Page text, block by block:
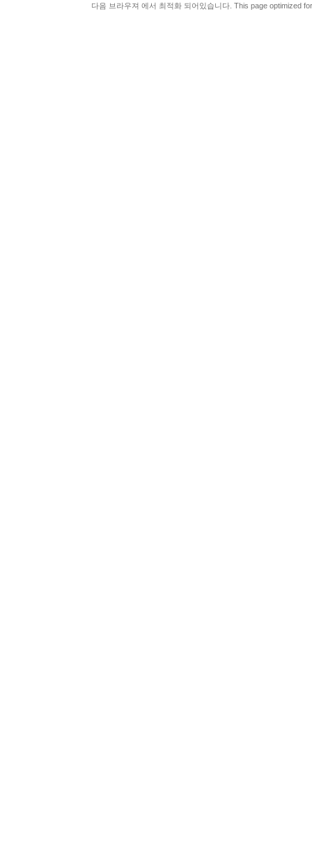
다음 브라우져 에서 최적화 되어있습니다. This page optimized